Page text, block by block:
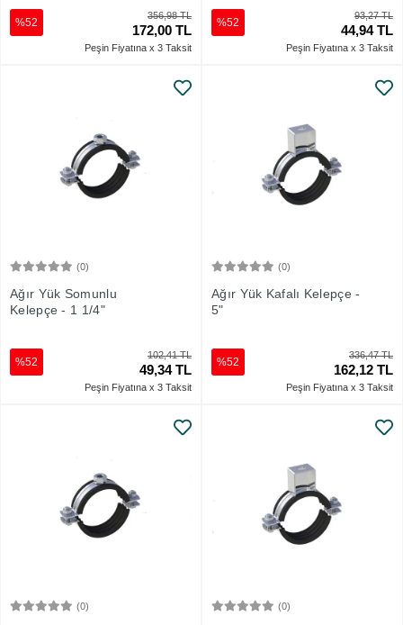
356,98 TL
172,00 TL
%52
Peşin Fiyatına x 3 Taksit
93,27 TL
44,94 TL
%52
Peşin Fiyatına x 3 Taksit
(0)
Ağır Yük Somunlu
Kelepçe - 1 1/4"
102,41 TL
49,34 TL
%52
Peşin Fiyatına x 3 Taksit
(0)
Ağır Yük Kafalı Kelepçe -
5"
336,47 TL
162,12 TL
%52
Peşin Fiyatına x 3 Taksit
(0) (0)